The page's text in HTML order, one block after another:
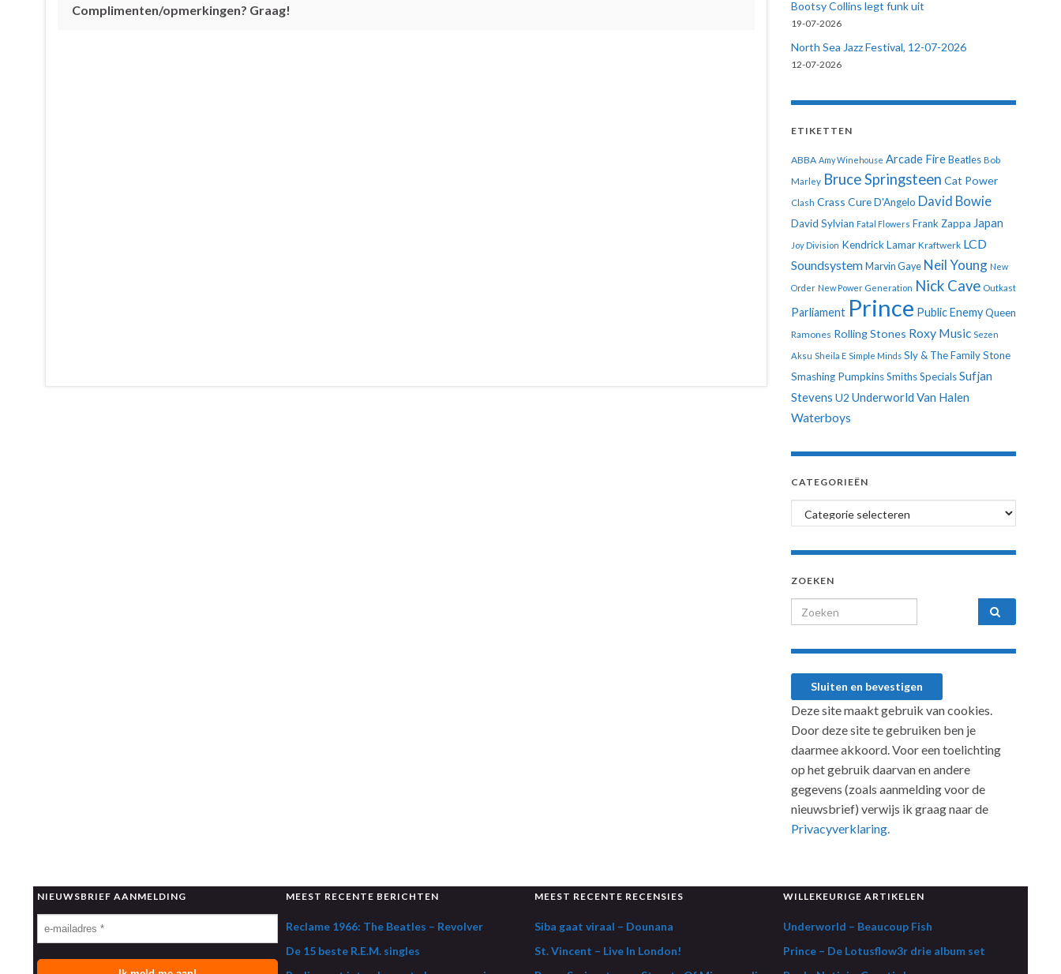
Complimenten/opmerkingen? Graag! Bootsy Collins legt funk uit
19-07-2026
North Sea Jazz Festival, 12-07-2026
12-07-2026
ETIKETTEN
ABBA Amy Winehouse Arcade Fire Beatles Bob
Marley Bruce Springsteen Cat Power
Clash Crass CureD'Angelo David Bowie
David Sylvian Fatal Flowers Frank Zappa Japan
Joy Division Kendrick Lamar Kraftwerk LCD
Soundsystem Marvin Gaye Neil Young New
Order New Power Generation Nick Cave Outkast
Parliament Prince Public EnemyQueen
Ramones Rolling Stones Roxy Music Sezen
Aksu Sheila E Simple Minds Sly & The Family Stone
Smashing PumpkinsSmithsSpecialsSufjan
Stevens U2 Underworld Van Halen
Waterboys
CATEGORIEËN
Categorieën
ZOEKEN
Search for:
Deze site maakt gebruik van cookies.
Door deze site te gebruiken ben je
daarmee akkoord. Voor een toelichting
op het gebruik daarvan en andere
gegevens (zoals aanmelding voor de
nieuwsbrief) verwijs ik graag naar de
Privacyverklaring.
NIEUWSBRIEF AANMELDING MEEST RECENTE BERICHTEN
Reclame 1966: The Beatles – Revolver
De 15 beste R.E.M. singles
MEEST RECENTE RECENSIES
Siba gaat viraal – Dounana
St. Vincent – Live In London!
WILLEKEURIGE ARTIKELEN
Underworld – Beaucoup Fish
Prince – De Lotusflow3r drie album set